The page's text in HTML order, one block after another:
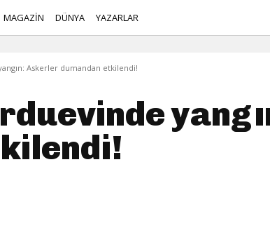
MAGAZİN DÜNYA YAZARLAR
Askerler dumandan etkilendi!